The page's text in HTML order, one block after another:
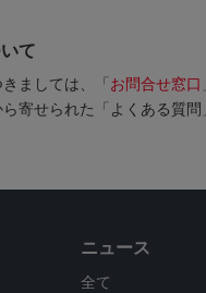
て
ましては、「 お問合せ窓口
寄せられた「よくある質
ニュース
全て